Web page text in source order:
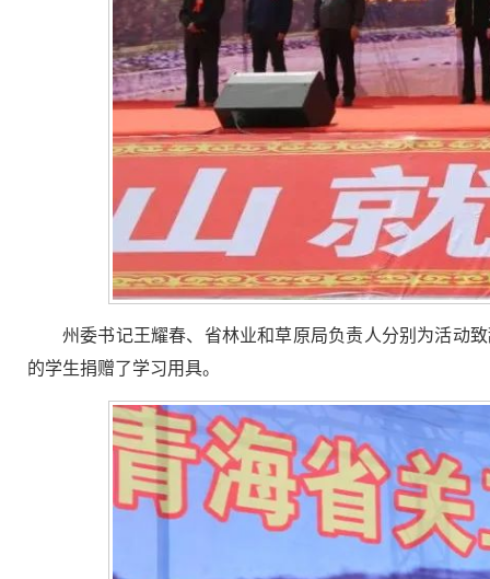
州委书记王耀春、省林业和草原局负责人分别为活动
的学生捐赠了学习用具。